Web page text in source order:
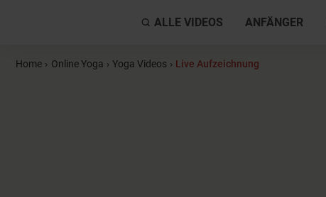
ALLE VIDEOS ANFÄNGER
Home › Online Yoga › Yoga Videos › Live Aufzeichnung